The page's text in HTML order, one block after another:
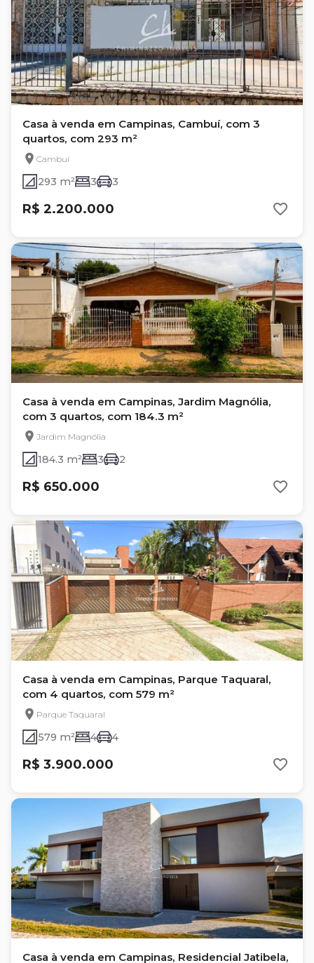
Casa à venda em Campinas, Cambuí, com 3
quartos, com 293 m²
Cambuí
293 m² 3 3
R$ 2.200.000
Casa à venda em Campinas, Jardim Magnólia,
com 3 quartos, com 184.3 m²
Jardim Magnólia
184.3 m² 3 2
R$ 650.000
Casa à venda em Campinas, Parque Taquaral,
com 4 quartos, com 579 m²
Parque Taquaral
579 m² 4 4
R$ 3.900.000
Casa à venda em Campinas, Residencial Jatibela,